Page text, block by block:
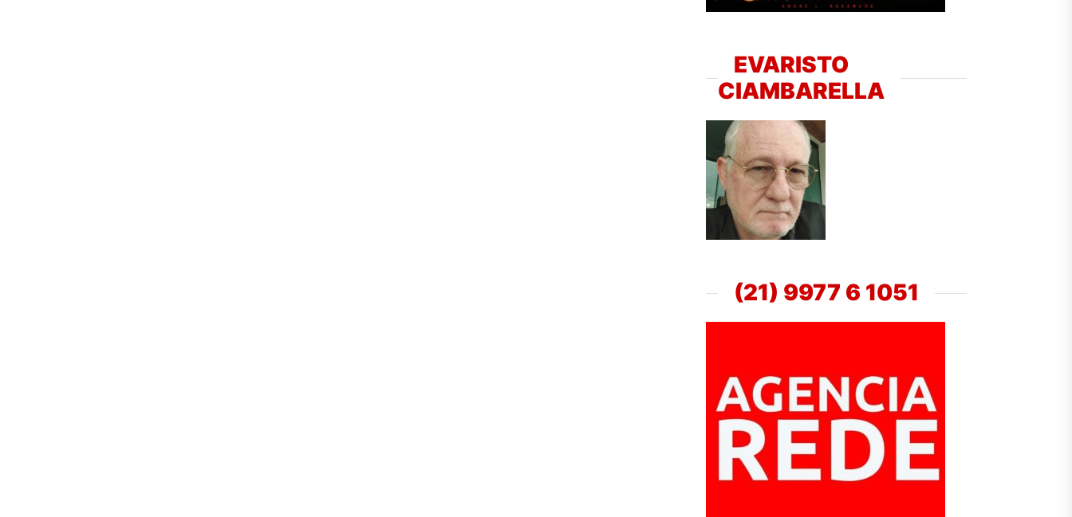
EVARISTO
CIAMBARELLA
(21) 9977 6 1051